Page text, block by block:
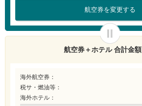
航空券を変更する
航空券＋ホテル 合計金額
海外航空券：
税サ・燃油等：
海外ホテル：